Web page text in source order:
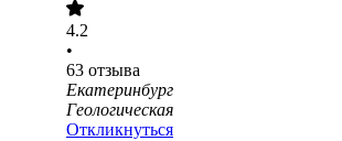
4.2
•
63 отзыва
Екатеринбург
Геологическая
Откликнуться